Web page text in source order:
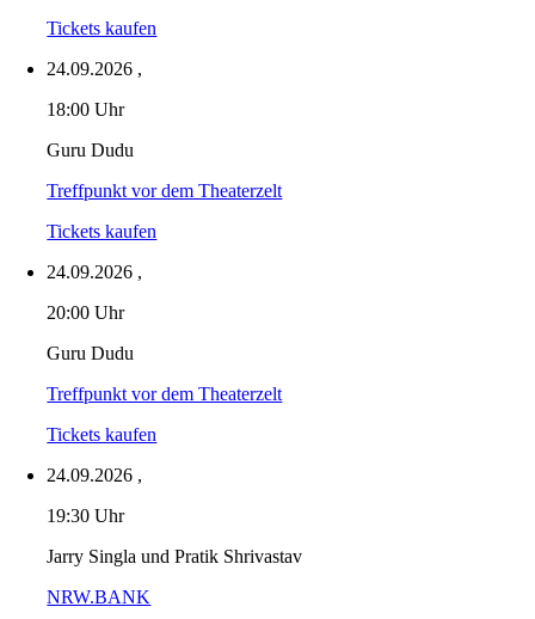
Tickets kaufen
24.09.2026 ,
18:00 Uhr
Guru Dudu
Treffpunkt vor dem Theaterzelt
Tickets kaufen
24.09.2026 ,
20:00 Uhr
Guru Dudu
Treffpunkt vor dem Theaterzelt
Tickets kaufen
24.09.2026 ,
19:30 Uhr
Jarry Singla und Pratik Shrivastav
NRW.BANK